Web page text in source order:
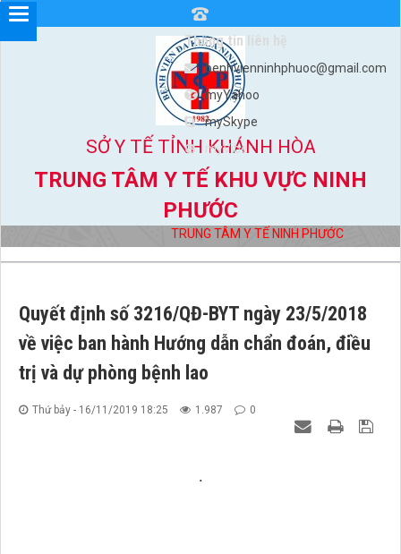
SỞ Y TẾ TỈNH KHÁNH HÒA
TRUNG TÂM Y TẾ KHU VỰC NINH
PHƯỚC
TRUNG TÂM Y TẾ NINH PHƯỚC
Thông tin liên hệ
benhvienninhphuoc@gmail.com
myYahoo
mySkype
myViber
Quyết định số 3216/QĐ-BYT ngày 23/5/2018
về việc ban hành Hướng dẫn chẩn đoán, điều
trị và dự phòng bệnh lao
Thứ bảy - 16/11/2019 18:25 1.987 0
.